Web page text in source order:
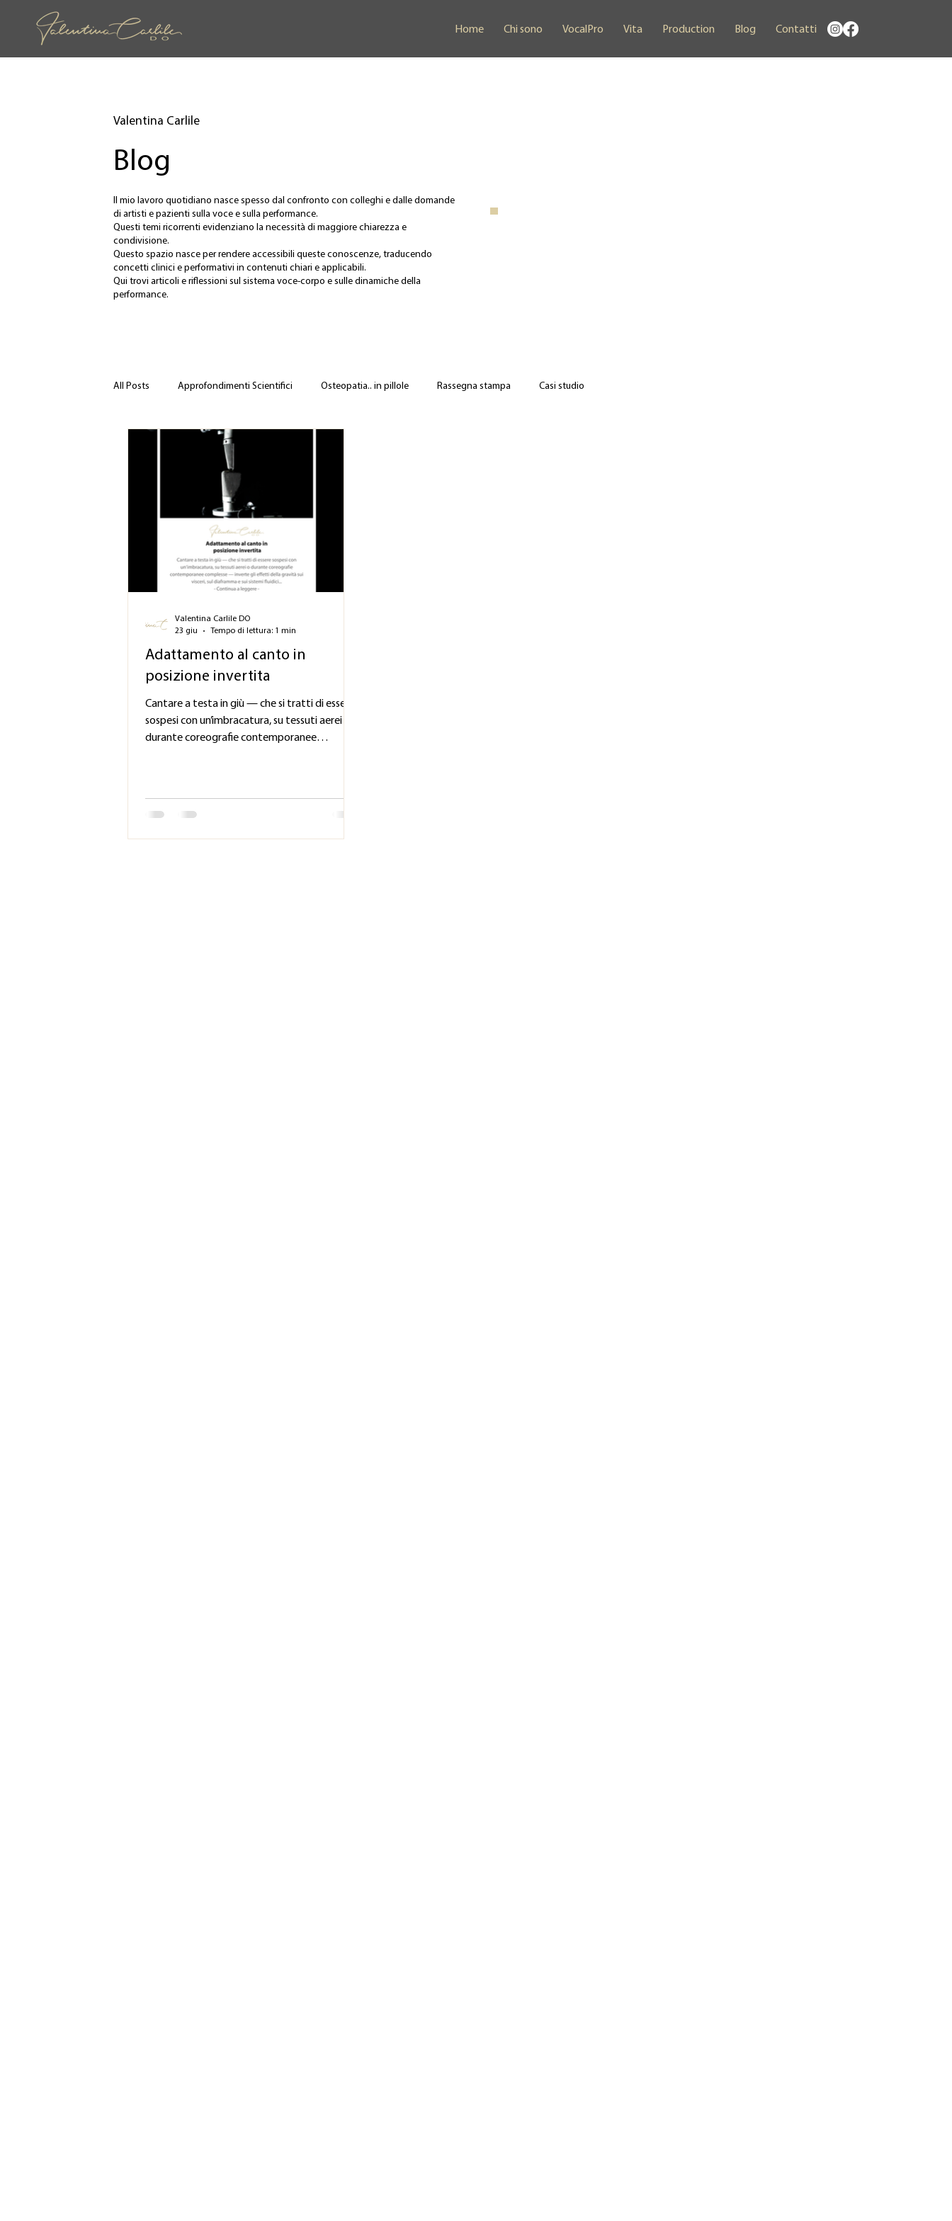
Home Chi sono VocalPro Vita Production Blog Contatti
Valentina Carlile
Blog
Il mio lavoro quotidiano nasce spesso dal confronto con colleghi e dalle domande
di artisti e pazienti sulla voce e sulla performance.
Questi temi ricorrenti evidenziano la necessità di maggiore chiarezza e
condivisione.
Questo spazio nasce per rendere accessibili queste conoscenze, traducendo
concetti clinici e performativi in contenuti chiari e applicabili.
Qui trovi articoli e riflessioni sul sistema voce-corpo e sulle dinamiche della
performance.
All Posts Approfondimenti Scientifici Osteopatia.. in pillole Rassegna stampa Casi studio
Adattamento al canto in
posizione invertita
Cantare a testa in giù — che si tratti di essere
sospesi con un’imbracatura, su tessuti aerei o
durante coreografie contemporanee
estrema. Inversione della mappa vestibolare:
Valentina Carlile DO
23 giu
Tempo di lettura: 1 min